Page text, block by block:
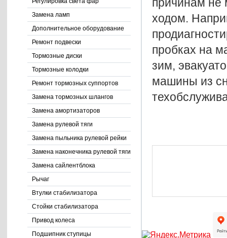
Замена ламп
Дополнительное оборудование
Ремонт подвески
Тормозные диски
Тормозные колодки
Ремонт тормозных суппортов
Замена тормозных шлангов
Замена амортизаторов
Замена рулевой тяги
Замена пыльника рулевой рейки
Замена наконечника рулевой тяги
Замена сайлентблока
Рычаг
Втулки стабилизатора
Стойки стабилизатора
Привод колеса
Подшипник ступицы
ходом.
пробках на
зим,
машины из